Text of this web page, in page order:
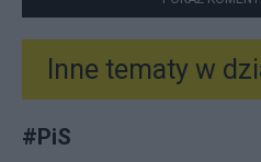
Inne tematy w
#PiS